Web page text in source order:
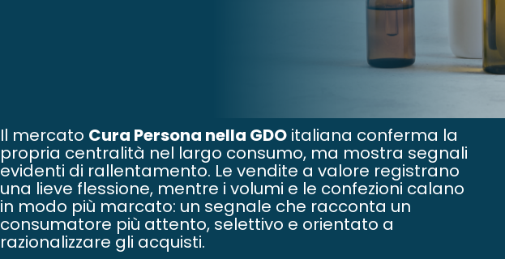
Il mercato Cura Persona nella GDOitaliana conferma la
propria centralità nel largo consumo, ma mostra segnali
evidenti di rallentamento. Le vendite a valore registrano
una lieve flessione, mentre i volumi e le confezioni calano
in modo più marcato: un segnale che racconta un
consumatore più attento, selettivo e orientato a
razionalizzare gli acquisti.